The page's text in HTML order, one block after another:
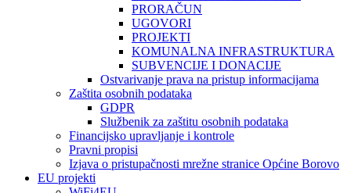
PRORAČUN
UGOVORI
PROJEKTI
KOMUNALNA INFRASTRUKTURA
SUBVENCIJE I DONACIJE
Ostvarivanje prava na pristup informacijama
Zaštita osobnih podataka
GDPR
Službenik za zaštitu osobnih podataka
Financijsko upravljanje i kontrole
Pravni propisi
Izjava o pristupačnosti mrežne stranice Općine Borovo
EU projekti